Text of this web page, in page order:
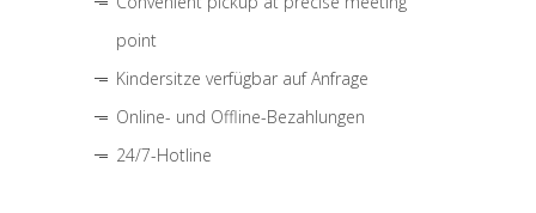
point
Kindersitze verfügbar auf Anfrage
Online- und Offline-Bezahlungen
24/7-Hotline